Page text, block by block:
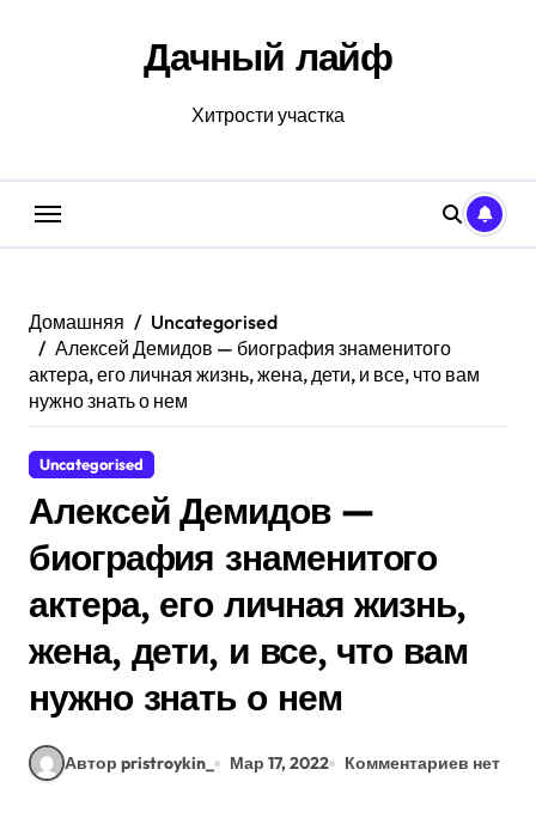
Дачный лайф
Хитрости участка
Домашняя
Uncategorised
Алексей Демидов — биография знаменитого
актера, его личная жизнь, жена, дети, и все, что вам
нужно знать о нем
Uncategorised
Алексей Демидов —
биография знаменитого
актера, его личная жизнь,
жена, дети, и все, что вам
нужно знать о нем
Автор pristroykin_ Мар 17, 2022 Комментариев нет